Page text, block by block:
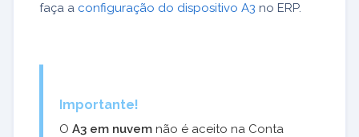
faça a configuração do dispositivo A3 no ERP.
Importante!
O A3 em nuvem não é aceito na Conta